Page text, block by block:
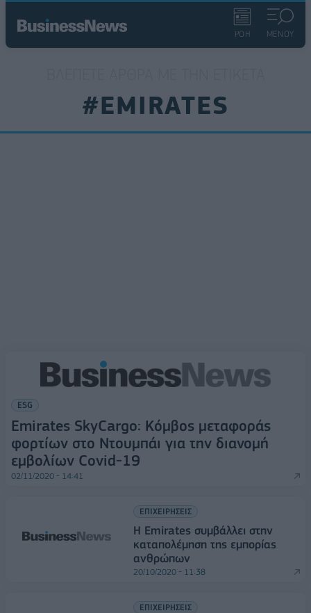
ΡΟΗ ΜΕΝΟΥ
#EMIRATES
ESG
Emirates SkyCargo: Κόμβος μεταφοράς
φορτίων στο Ντουμπάι για την διανομή
εμβολίων Covid-19
02/11/2020 - 14:41
ΕΠΙΧΕΙΡΗΣΕΙΣ
Η Emirates συμβάλλει στην
καταπολέμηση της εμπορίας
ανθρώπων
20/10/2020 - 11:38
ΕΠΙΧΕΙΡΗΣΕΙΣ